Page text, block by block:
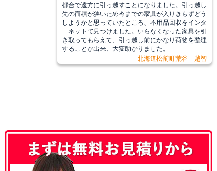
都合で遠方に引っ越すことになりました。引っ越し
先の面積が狭いため今までの家具が入りきらずどう
しようかと思っていたところ、不用品回収をインタ
ーネットで見つけました。いらなくなった家具を引
き取ってもらえて、引っ越し前にかなり荷物を整理
することが出来、大変助かりました。
北海道松前町荒谷 越智